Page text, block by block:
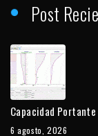
Post
Capacidad Portante
6 agosto, 2026